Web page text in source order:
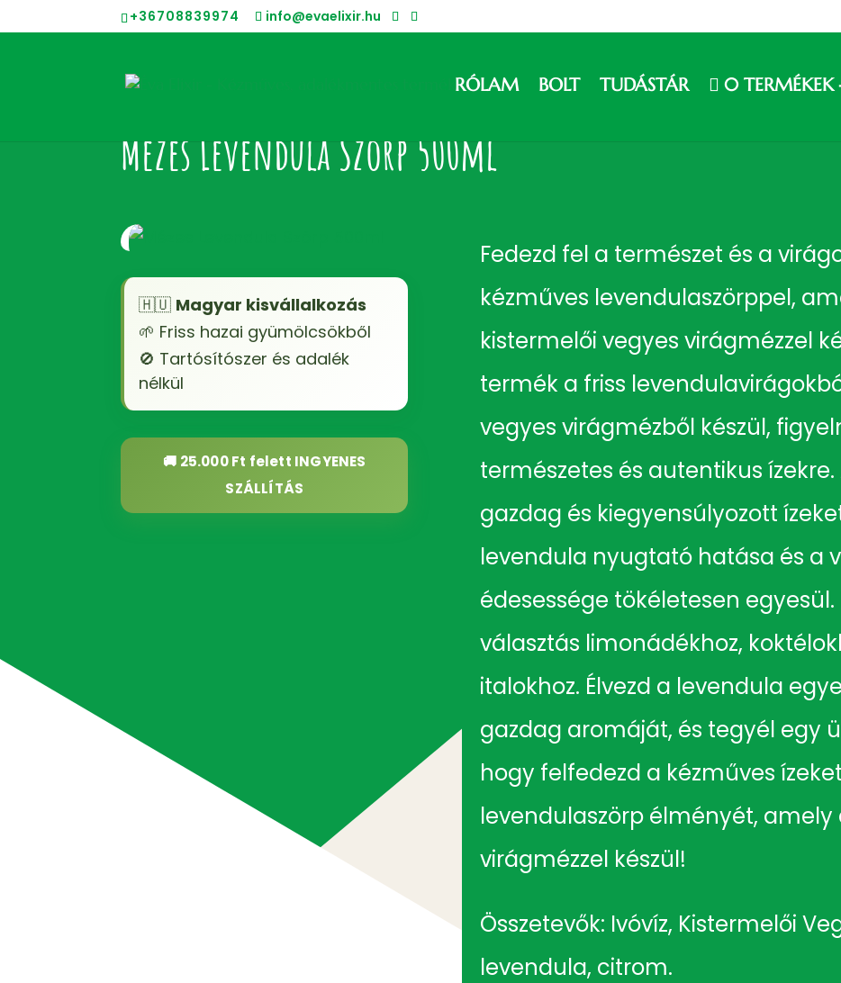
+36708839974 info@evaelixir.hu
RÓLAM BOLT TUDÁSTÁR 0 TERMÉKEK
Mézes Levendula Szörp 500ml
🇭🇺 Magyar kisvállalkozás
🌱 Friss hazai gyümölcsökből
🚫 Tartósítószer és adalék
nélkül
🚚 25.000 Ft felett INGYENES
SZÁLLÍTÁS
Fedezd fel a természet és a
kézműves levendulaszörppel,
kistermelői vegyes virágmézzel
termék a friss
vegyes virágmézből készül,
természetes és autentikus
gazdag és kiegyensúlyozott
levendula nyugtató hatása és a
édesessége tökéletesen egyesül.
választás limonádékhoz,
italokhoz. Élvezd a levendula
gazdag aromáját, és tegyél egy
hogy felfedezd a kézműves
levendulaszörp élményét, amely
virágmézzel készül!
Összetevők: Ivóvíz, Kistermelői
levendula, citrom.